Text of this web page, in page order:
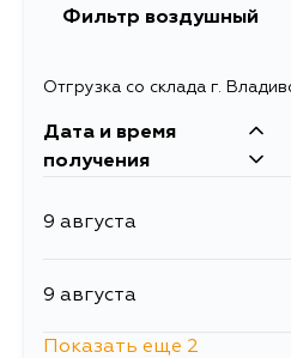
Фильтр воздушный
Отгрузка со склада г.
Дата и время
получения
9 августа
9 августа
Показать еще 2